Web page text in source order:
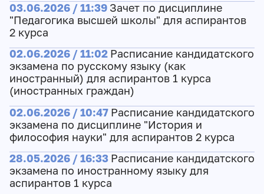
03.06.2026 / 11:39 Зачет по дисциплине
"Педагогика высшей школы" для аспирантов
2 курса
02.06.2026 / 11:02 Расписание кандидатского
экзамена по русскому языку (как
иностранный) для аспирантов 1 курса
(иностранных граждан)
02.06.2026 / 10:47 Расписание кандидатского
экзамена по дисциплине "История и
философия науки" для аспирантов 2 курса
28.05.2026 / 16:33 Расписание кандидатского
экзамена по иностранному языку для
аспирантов 1 курса